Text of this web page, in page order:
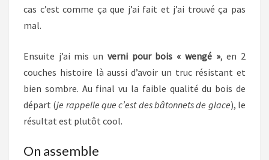
cas c’est comme ça que j’ai fait et j’ai trouvé ça pas
mal.
Ensuite j’ai mis un verni pour bois « wengé », en 2
couches histoire là aussi d’avoir un truc résistant et
bien sombre. Au final vu la faible qualité du bois de
départ (je rappelle que c’est des bâtonnets de glace), le
résultat est plutôt cool.
On assemble